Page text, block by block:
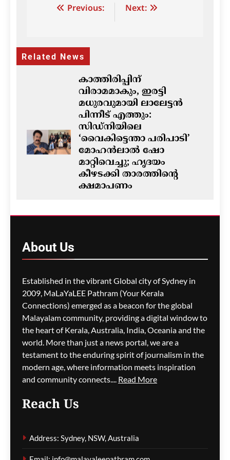
Post Previous: Next:
Related News
കാത്തിരിപ്പിന്
വിരാമമാകും, ഇരട്ടി
മധുരവുമായി ലാലേട്ടൻ
പിന്നീട് എത്തും:
സിഡ്നിയിലെ
‘വൈകിട്ടെന്താ പരിപാടി’
മോഹൻലാൽ ഷോ
മാറ്റിവെച്ചു; ഹൃദയം
കീഴടക്കി താരത്തിന്റെ
ക്ഷമാപണം
സർക്കാരിനെതിരെ
പ്രവാസികളിൽ ആശങ്ക
ഗീത ദാസ്‌ 10 hours ago 0
ജീവനക്കാരുടെ ക്ഷാമം –
സിഡ്നി
വിമാനത്താവളത്തിൽ
നൂറിലധികം സർവീസുകൾ
വൈകി
About Us
Established in the vibrant Global city of Sydney in
2009, MaLaYaLEE Pathram (Your Kerala
Connections) emerged as a beacon for the global
Malayalam community, providing a digital window to
the heart of Kerala, Australia, India, Oceania and the
world. More than just a news portal, we are a
testament to the enduring spirit of journalism in the
modern age, where information meets inspiration
and community connects.... Read More
Reach Us
Address: Sydney, NSW, Australia